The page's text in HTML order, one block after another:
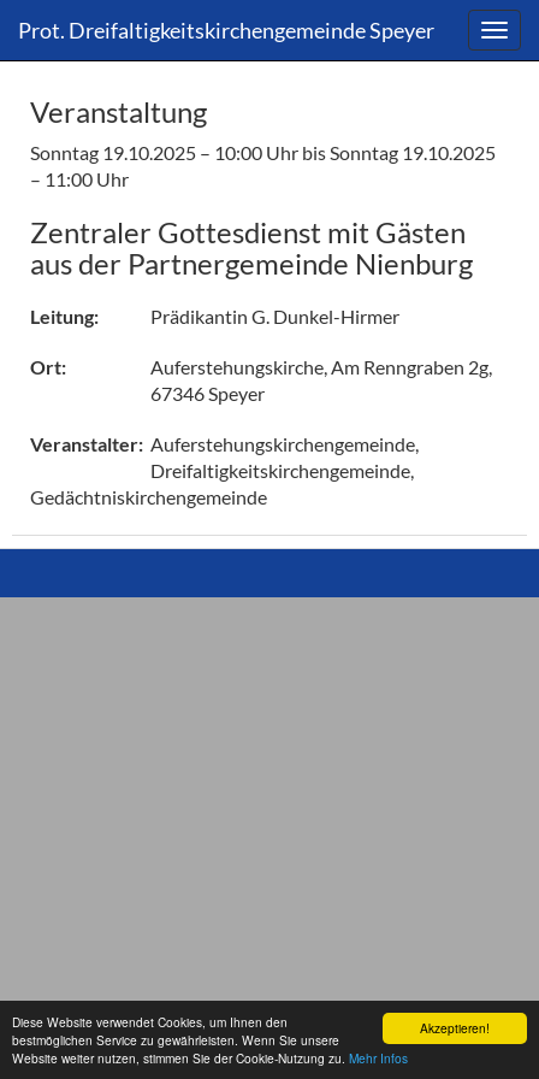
Akzeptieren!
Diese Website verwendet Cookies, um Ihnen den
bestmöglichen Service zu gewährleisten. Wenn Sie unsere
Website weiter nutzen, stimmen Sie der Cookie-Nutzung zu. Mehr Infos
zum
Inhalt
Prot. Dreifaltigkeitskirchengemeinde Speyer
zum
Inhalt
Veranstaltung
Sonntag 19.10.2025 – 10:00 Uhr bis Sonntag 19.10.2025
– 11:00 Uhr
Zentraler Gottesdienst mit Gästen
aus der Partnergemeinde Nienburg
Leitung: Prädikantin G. Dunkel-Hirmer
Ort:
Auferstehungskirche, Am Renngraben 2g,
67346 Speyer
Veranstalter: Auferstehungskirchengemeinde,
Dreifaltigkeitskirchengemeinde,
Gedächtniskirchengemeinde